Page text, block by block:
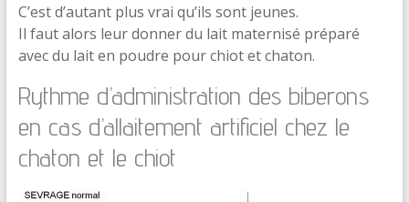
C’est d’autant plus vrai qu’ils sont jeunes.
Il faut alors leur donner du lait maternisé préparé
avec du lait en poudre pour chiot et chaton.
Rythme d’administration des biberons
en cas d’allaitement artificiel chez le
chaton et le chiot